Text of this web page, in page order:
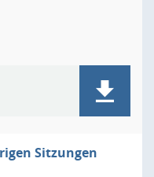
Sitzungen